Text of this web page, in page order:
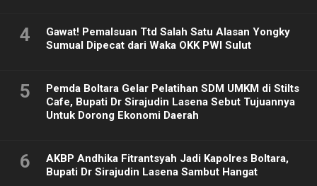
4
Gawat! Pemalsuan Ttd Salah Satu Alasan Yongky
Sumual Dipecat dari Waka OKK PWI Sulut
5
Pemda Boltara Gelar Pelatihan SDM UMKM di Stilts
Cafe, Bupati Dr Sirajudin Lasena Sebut Tujuannya
Untuk Dorong Ekonomi Daerah
6
AKBP Andhika Fitrantsyah Jadi Kapolres Boltara,
Bupati Dr Sirajudin Lasena Sambut Hangat